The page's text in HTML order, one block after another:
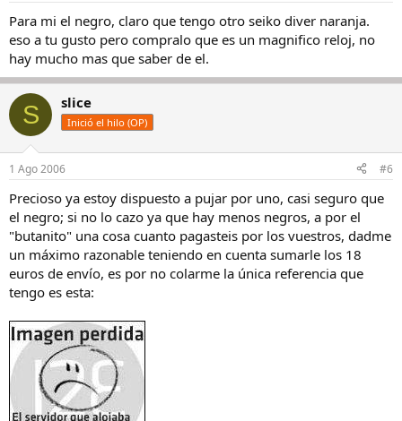
Para mi el negro, claro que tengo otro seiko diver naranja.
eso a tu gusto pero compralo que es un magnifico reloj, no
hay mucho mas que saber de el.
S slice
Inició el hilo (OP)
1 Ago 2006 #6
Precioso ya estoy dispuesto a pujar por uno, casi seguro que
el negro; si no lo cazo ya que hay menos negros, a por el
"butanito" una cosa cuanto pagasteis por los vuestros, dadme
un máximo razonable teniendo en cuenta sumarle los 18
euros de envío, es por no colarme la única referencia que
tengo es esta: